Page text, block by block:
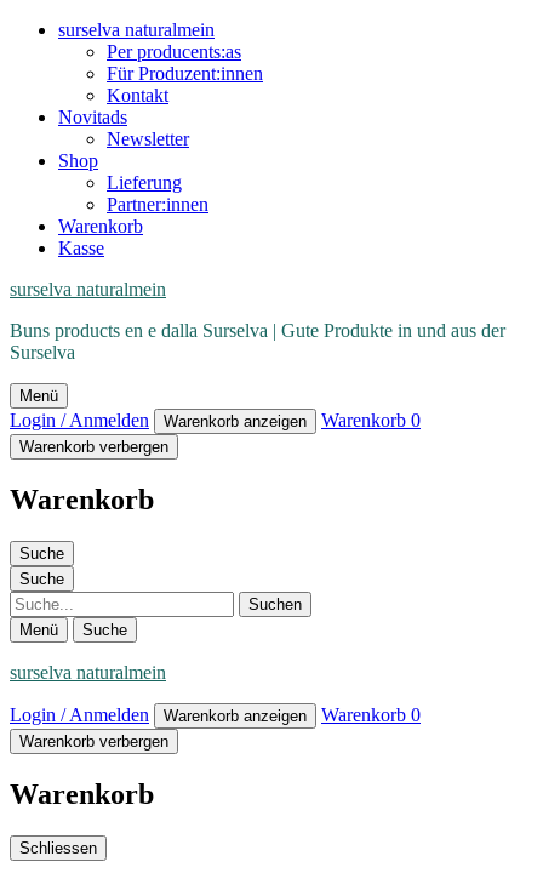
surselva naturalmein
Per producents:as
Für Produzent:innen
Kontakt
Novitads
Newsletter
Shop
Lieferung
Partner:innen
Warenkorb
Kasse
surselva naturalmein
Buns products en e dalla Surselva | Gute Produkte in und aus der
Surselva
Menü
Login / Anmelden Warenkorb anzeigen Warenkorb 0
Warenkorb verbergen
Warenkorb
Suche
Suche
Suche
Menü Suche
surselva naturalmein
Login / Anmelden Warenkorb anzeigen Warenkorb 0
Warenkorb verbergen
Warenkorb
Schliessen